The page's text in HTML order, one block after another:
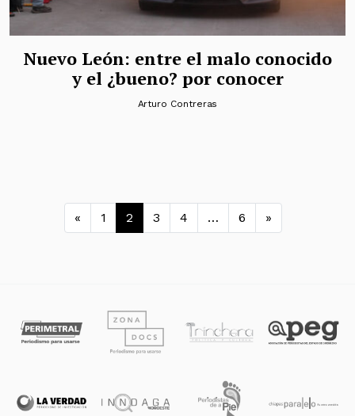
Nuevo León: entre el malo conocido
y el ¿bueno? por conocer
Arturo Contreras
Navegación de entradas
« 1 2 3 4 … 6 »